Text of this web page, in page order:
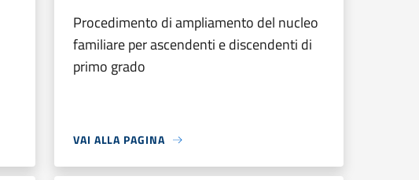
Procedimento di ampliamento del nucleo
familiare per ascendenti e discendenti di
primo grado
VAI ALLA PAGINA